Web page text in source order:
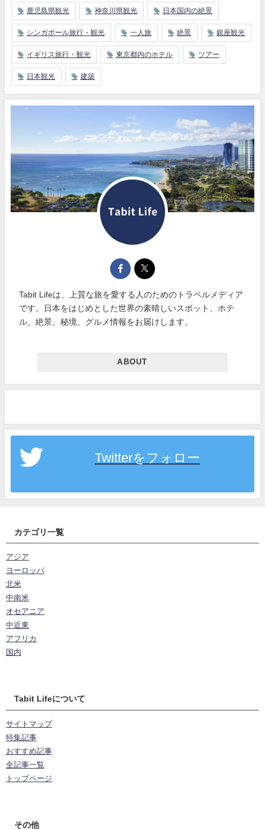
鹿児島県観光 神奈川県観光 日本国内の絶景
シンガポール旅行・観光 一人旅 絶景 銀座観光
イギリス旅行・観光 東京都内のホテル ツアー
日本観光 建築
Tabit Lifeは、上質な旅を愛する人のためのトラベルメディア
です。日本をはじめとした世界の素晴しいスポット、ホテ
ル、絶景、秘境、グルメ情報をお届けします。
ABOUT
Twitterをフォロー
カテゴリ一覧
アジア
ヨーロッパ
北米
中南米
オセアニア
中近東
アフリカ
国内
Tabit Lifeについて
サイトマップ
特集記事
おすすめ記事
全記事一覧
トップページ
その他